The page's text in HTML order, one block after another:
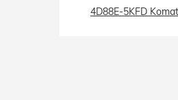
4D88E-5KFD